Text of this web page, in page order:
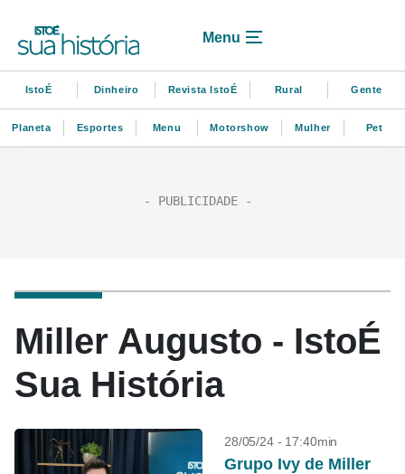
Menu
IstoÉ Dinheiro Revista IstoÉ Rural Gente
Planeta Esportes Menu Motorshow Mulher Pet
Miller Augusto - IstoÉ
Sua História
28/05/24 - 17:40min
Grupo Ivy de Miller